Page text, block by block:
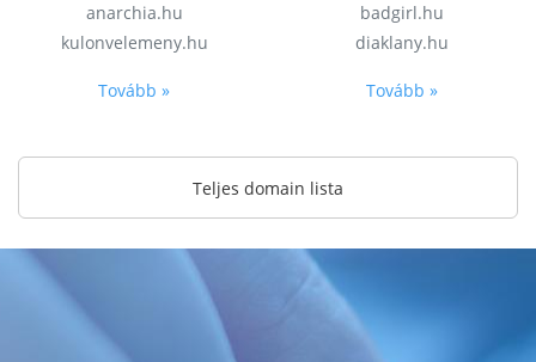
anarchia.hu
kulonvelemeny.hu
Tovább »
badgirl.hu
diaklany.hu
Tovább »
Teljes domain lista